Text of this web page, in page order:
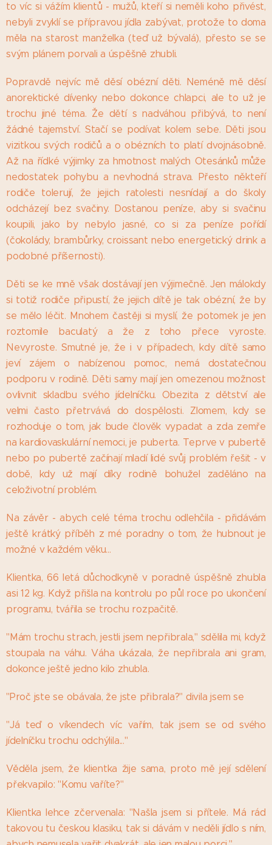
to víc si vážím klientů - mužů, kteří si neměli koho přivést,
nebyli zvyklí se přípravou jídla zabývat, protože to doma
měla na starost manželka (teď už bývalá), přesto se se
svým plánem porvali a úspěšně zhubli.
Popravdě nejvíc mě děsí obézní děti. Neméně mě děsí
anorektické dívenky nebo dokonce chlapci, ale to už je
trochu jiné téma. Že dětí s nadváhou přibývá, to není
žádné tajemství. Stačí se podívat kolem sebe. Děti jsou
vizitkou svých rodičů a o obézních to platí dvojnásobně.
Až na řídké výjimky za hmotnost malých Otesánků může
nedostatek pohybu a nevhodná strava. Přesto někteří
rodiče tolerují, že jejich ratolesti nesnídají a do školy
odcházejí bez svačiny. Dostanou peníze, aby si svačinu
koupili, jako by nebylo jasné, co si za peníze pořídí
(čokolády, brambůrky, croissant nebo energetický drink a
podobné příšernosti).
Děti se ke mně však dostávají jen výjimečně. Jen málokdy
si totiž rodiče připustí, že jejich dítě je tak obézní, že by
se mělo léčit. Mnohem častěji si myslí, že potomek je jen
roztomile baculatý a že z toho přece vyroste.
Nevyroste. Smutné je, že i v případech, kdy dítě samo
jeví zájem o nabízenou pomoc, nemá dostatečnou
podporu v rodině. Děti samy mají jen omezenou možnost
ovlivnit skladbu svého jídelníčku. Obezita z dětství ale
velmi často přetrvává do dospělosti. Zlomem, kdy se
rozhoduje o tom, jak bude člověk vypadat a zda zemře
na kardiovaskulární nemoci, je puberta. Teprve v pubertě
nebo po pubertě začínají mladí lidé svůj problém řešit - v
době, kdy už mají díky rodině bohužel zaděláno na
celoživotní problém.
Na závěr - abych celé téma trochu odlehčila - přidávám
ještě krátký příběh z mé poradny o tom, že hubnout je
možné v každém věku...
Klientka, 66 letá důchodkyně v poradně úspěšně zhubla
asi 12 kg. Když přišla na kontrolu po půl roce po ukončení
programu, tvářila se trochu rozpačitě.
"Mám trochu strach, jestli jsem nepřibrala," sdělila mi, když
stoupala na váhu. Váha ukázala, že nepřibrala ani gram,
dokonce ještě jedno kilo zhubla.
"Proč jste se obávala, že jste přibrala?" divila jsem se
"Já teď o víkendech víc vařím, tak jsem se od svého
jídelníčku trochu odchýlila..."
Věděla jsem, že klientka žije sama, proto mě její sdělení
překvapilo: "Komu vaříte?"
Klientka lehce zčervenala: "Našla jsem si přítele. Má rád
takovou tu českou klasiku, tak si dávám v neděli jídlo s ním,